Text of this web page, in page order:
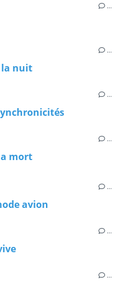
…
…
la nuit
…
…
mort
…
avion
…
…